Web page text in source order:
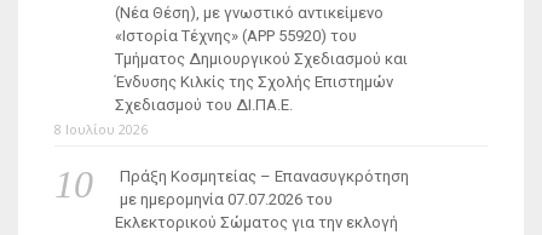
(Νέα Θέση), με γνωστικό αντικείμενο
«Ιστορία Τέχνης» (ΑΡΡ 55920) του
Τμήματος Δημιουργικού Σχεδιασμού και
Ένδυσης Κιλκίς της Σχολής Επιστημών
Σχεδιασμού του ΔΙ.ΠΑ.Ε.
8 Ιουλίου 2026
Πράξη Κοσμητείας – Επανασυγκρότηση
με ημερομηνία 07.07.2026 του
Εκλεκτορικού Σώματος για την εκλογή